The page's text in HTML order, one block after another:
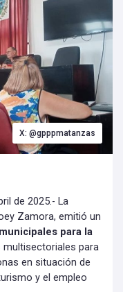
X: @gpppmatanzas
de 2025.- La
Zamora, emitió un
para la
multisectoriales para
en situación de
y el empleo